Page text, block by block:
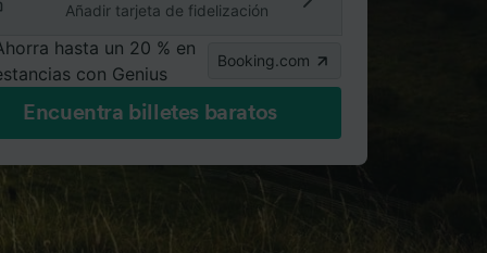
Añadir tarjeta de fidelización
hasta un 20 % en
con Genius
Booking.com
Encuentra billetes baratos